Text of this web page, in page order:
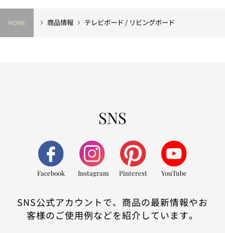
HOME 商品情報 テレビボード / リビングボード
SNS
Facebook Instagram Pinterest YouTube
SNS公式アカウントで、商品の最新情報やお
客様のご使用例などを紹介しています。